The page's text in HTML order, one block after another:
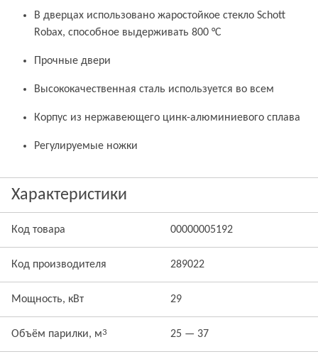
В дверцах использовано жаростойкое стекло Schott
Robax, способное выдерживать 800 °С
Прочные двери
Высококачественная сталь используется во всем
Корпус из нержавеющего цинк-алюминиевого сплава
Регулируемые ножки
Характеристики
Код товара 00000005192
Код производителя 289022
Мощность, кВт 29
Объём парилки, м3 25 — 37